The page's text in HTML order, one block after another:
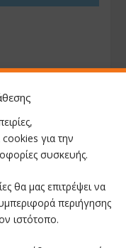
για την
συσκευής.
θα μας επιτρέψει να
περιήγησης
ιστότοπο.